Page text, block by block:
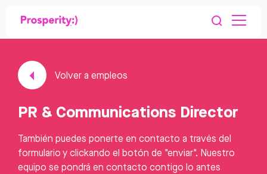
Volver a empleos
PR & Communications Director
También puedes ponerte en contacto a través del
formulario y clickando el botón de "enviar". Nuestro
equipo se pondrá en contacto contigo lo antes